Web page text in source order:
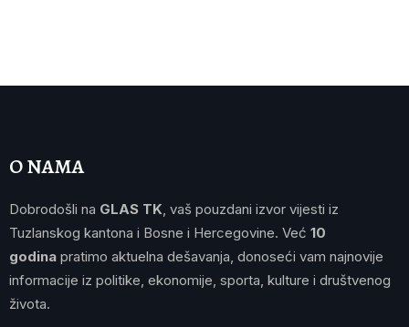
O NAMA
Dobrodošli na GLAS TK , vaš pouzdani izvor vijesti iz
Tuzlanskog kantona i Bosne i Hercegovine. Već 10
godina pratimo aktuelna dešavanja, donoseći vam najnovije
informacije iz politike, ekonomije, sporta, kulture i društvenog
života.